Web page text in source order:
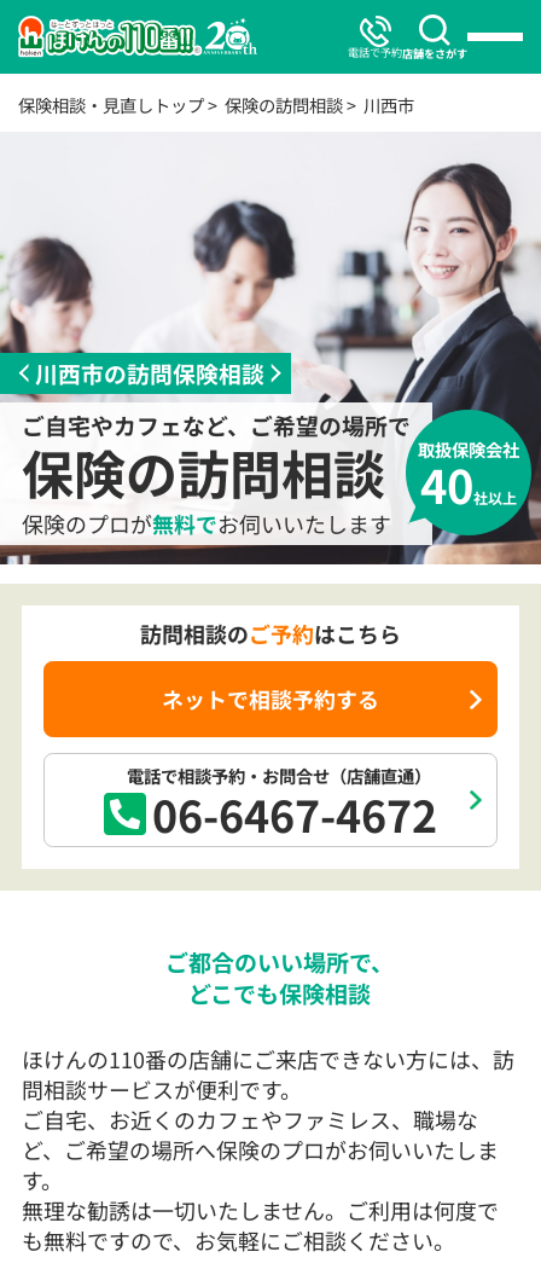
電話で予約店舗をさがす
保険相談・見直しトップ 保険の訪問相談 川西市
川西市の訪問保険相談
ご自宅やカフェなど、ご希望の場所で
保険の訪問相談
保険のプロが無料でお伺いいたします
取扱保険会社
40社以上
電話で相談予約 ・お問合せ （店舗直通）
06-6467-4672
訪問相談のご予約はこちら
ネットで相談予約する
ご都合のいい場所で、
どこでも保険相談
ほけんの110番の店舗にご来店できない方には、訪
問相談サービスが便利です。
ご自宅、お近くのカフェやファミレス、職場な
ど、ご希望の場所へ保険のプロがお伺いいたしま
す。
無理な勧誘は一切いたしません。ご利用は何度で
も無料ですので、お気軽にご相談ください。